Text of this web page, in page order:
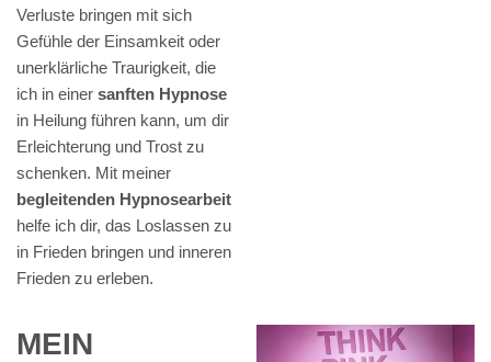
Verluste bringen mit sich
Gefühle der Einsamkeit oder
unerklärliche Traurigkeit, die
ich in einer sanften Hypnose
in Heilung führen kann, um dir
Erleichterung und Trost zu
schenken. Mit meiner
begleitenden Hypnosearbeit
helfe ich dir, das Loslassen zu
in Frieden bringen und inneren
Frieden zu erleben.
MEIN